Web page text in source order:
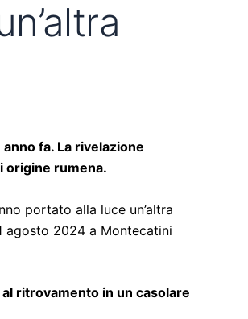
fa. La rivelazione
origine rumena.
portato alla luce un’altra
agosto 2024 a Montecatini
ritrovamento in un casolare